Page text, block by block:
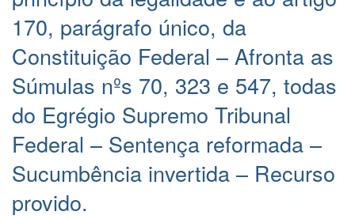
170, parágrafo único, da
Constituição Federal – Afronta as
Súmulas nºs 70, 323 e 547, todas
do Egrégio Supremo Tribunal
Federal – Sentença reformada –
Sucumbência invertida – Recurso
provido.